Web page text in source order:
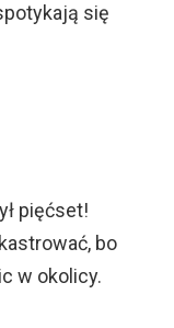
się
pięćset!
bo
w okolicy.